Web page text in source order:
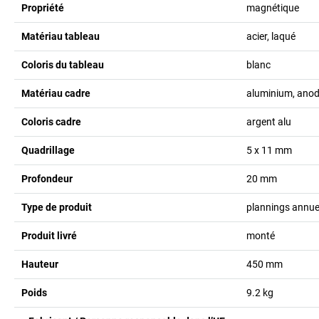
Propriété magnétique
Matériau tableau acier, laqué
Coloris du tableau blanc
Matériau cadre aluminium,
Coloris cadre argent alu
Quadrillage 5 x 11 mm
Profondeur 20 mm
Type de produit plannings
Produit livré monté
Hauteur 450 mm
Poids 9.2 kg